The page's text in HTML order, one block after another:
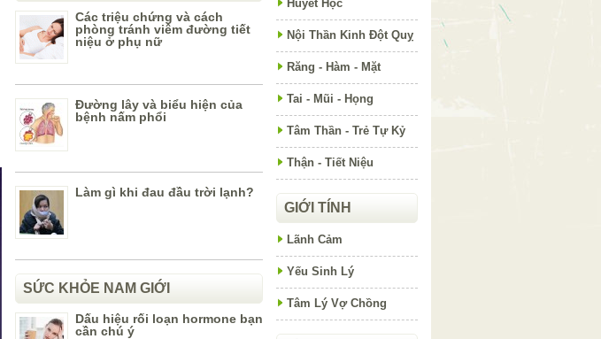
Các triệu chứng và cách
phòng tránh viêm đường tiết
niệu ở phụ nữ
Đường lây và biểu hiện của
bệnh nấm phổi
Làm gì khi đau đầu trời lạnh?
SỨC KHỎE NAM GIỚI
Dấu hiệu rối loạn hormone bạn
cần chú ý
Huyết Học
Nội Thần Kinh Đột Quỵ
Răng - Hàm - Mặt
Tai - Mũi - Họng
Tâm Thần - Trẻ Tự Kỷ
Thận - Tiết Niệu
GIỚI TÍNH
Lãnh Cảm
Yếu Sinh Lý
Tâm Lý Vợ Chồng